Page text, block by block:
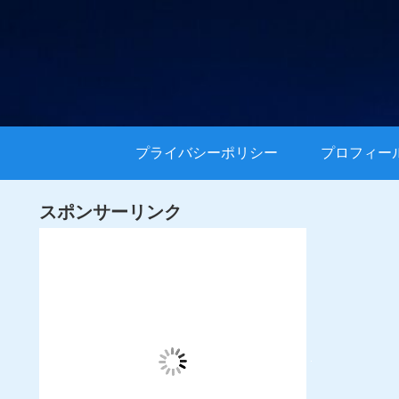
プライバシーポリシー プロフィー
スポンサーリンク